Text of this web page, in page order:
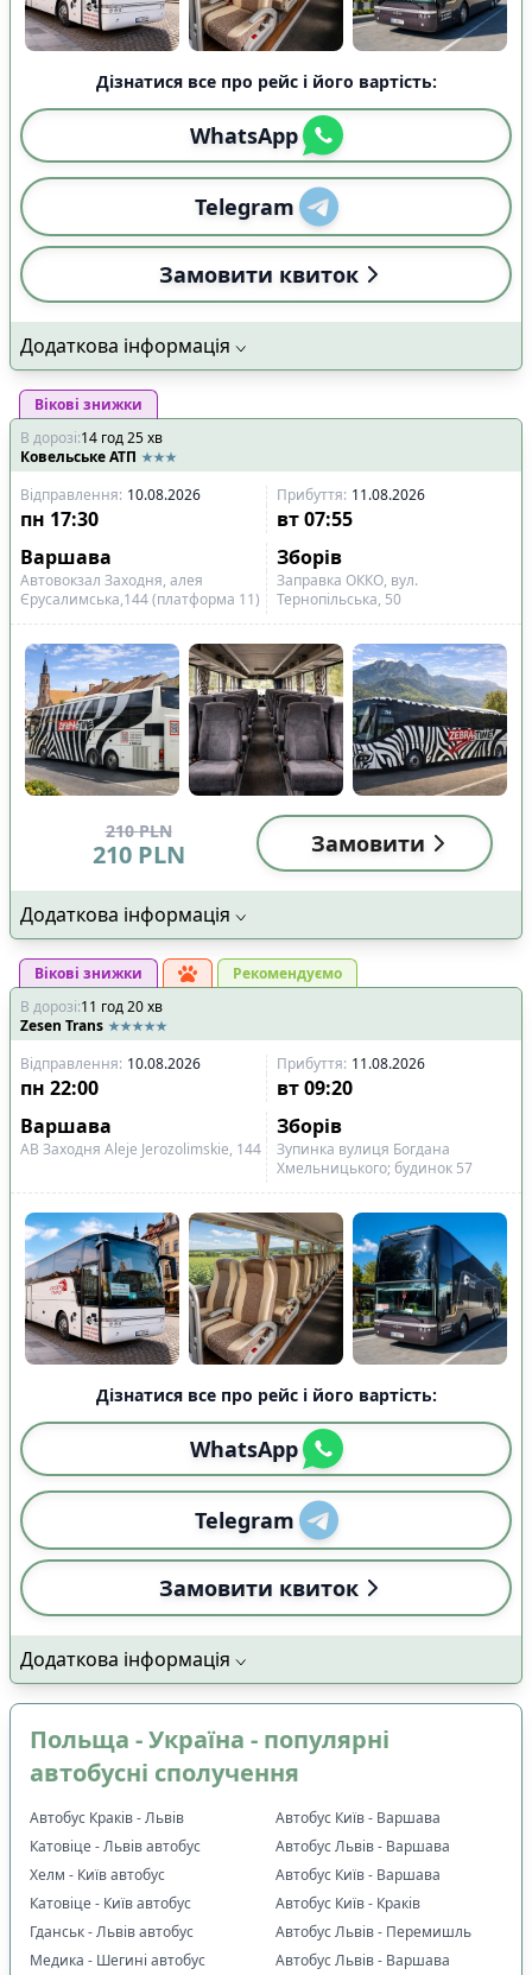
Дізнатися все про рейс і його вартість:
WhatsApp
Telegram
Замовити квиток
Додаткова інформація
Вікові знижки
В дорозі:14 год25хв
Ковельське АТП
Відправлення: 10.08.2026 Прибуття: 11.08.2026
пн 17:30 вт 07:55
Варшава
Зборів
Автовокзал Заходня, алея
Єрусалимська,144 (платформа 11)
Заправка ОККО, вул.
Тернопільська, 50
210 PLN
210 PLN Замовити
Додаткова інформація
Вікові знижки
Рекомендуємо
В дорозі:11 год20хв
Zesen Trans
Відправлення: 10.08.2026 Прибуття: 11.08.2026
пн 22:00 вт 09:20
Варшава
Зборів
АВ Заходня Aleje Jerozolimskie, 144
Зупинка вулиця Богдана
Хмельницького; будинок 57
Дізнатися все про рейс і його вартість:
WhatsApp
Telegram
Замовити квиток
Додаткова інформація
Польща - Україна - популярні
автобусні сполучення
Автобус Краків - Львів
Катовіце - Львів автобус
Хелм - Київ автобус
Катовіце - Київ автобус
Гданськ - Львів автобус
Медика - Шегині автобус
Автобус Київ - Варшава
Автобус Львів - Варшава
Автобус Київ - Варшава
Автобус Київ - Краків
Автобус Львів - Перемишль
Автобус Львів - Варшава